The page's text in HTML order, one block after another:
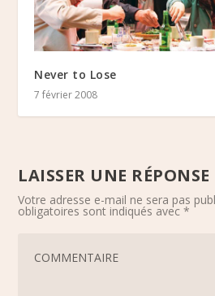
Never to Lose
7 février 2008
LAISSER UNE RÉPONSE
Votre adresse e-mail ne sera pas
obligatoires sont indiqués avec*